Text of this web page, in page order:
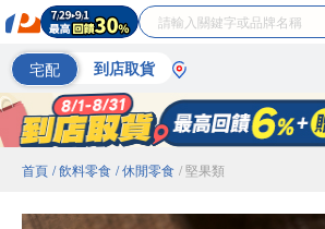
宅配 到店取貨
首頁 / 飲料零食 / 休閒零食 / 堅果類